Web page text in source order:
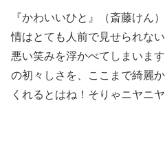
『かわいいひと』（斎藤けん
情はとても人前で見せられな
悪い笑みを浮かべてしまいま
の初々しさを、ここまで綺麗
くれるとはね！そりゃニヤニ